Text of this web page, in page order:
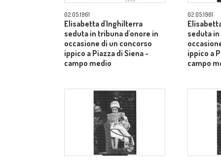
02.05.1961
Elisabetta d'Inghilterra
seduta in tribuna d'onore in
occasione di un concorso
ippico a Piazza di Siena -
campo medio
02.05.1961
seduta
ippico a
campo